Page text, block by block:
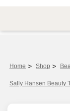
Home > Shop >
Sally Hansen Beauty